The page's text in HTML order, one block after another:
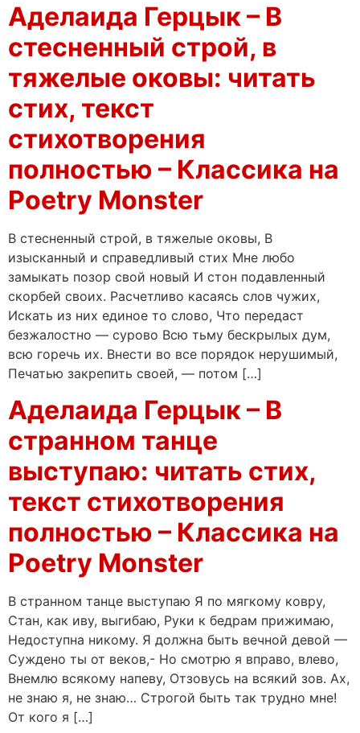
Аделаида Герцык – В
стесненный строй, в
тяжелые оковы: читать
стих, текст
стихотворения
полностью – Классика на
Poetry Monster
В стесненный строй, в тяжелые оковы, В
изысканный и справедливый стих Мне любо
замыкать позор свой новый И стон подавленный
скорбей своих. Расчетливо касаясь слов чужих,
Искать из них единое то слово, Что передаст
безжалостно — сурово Всю тьму бескрылых дум,
всю горечь их. Внести во все порядок нерушимый,
Печатью закрепить своей, — потом […]
Аделаида Герцык – В
странном танце
выступаю: читать стих,
текст стихотворения
полностью – Классика на
Poetry Monster
В странном танце выступаю Я по мягкому ковру,
Стан, как иву, выгибаю, Руки к бедрам прижимаю,
Недоступна никому. Я должна быть вечной девой —
Суждено ты от веков,- Но смотрю я вправо, влево,
Внемлю всякому напеву, Отзовусь на всякий зов. Ах,
не знаю я, не знаю… Строгой быть так трудно мне!
От кого я […]